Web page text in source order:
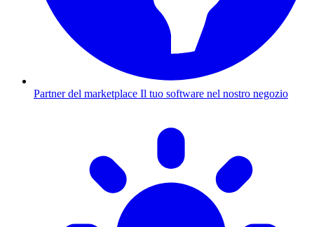
Partner del marketplace Il tuo software nel nostro negozio